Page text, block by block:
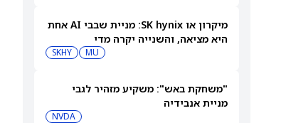
מיקרון או SK hynix: מניית שבבי AI אחת
היא מציאה, והשנייה יקרה מדי
MU
SKHY
"משחקת באש": משקיע מזהיר לגבי
מניית אנבידיה
NVDA